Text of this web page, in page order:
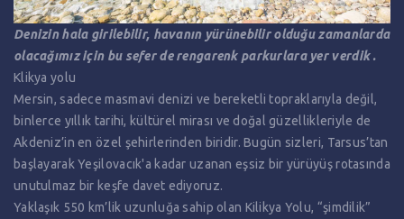
Denizin hala girilebilir, havanın yürünebilir olduğu zamanlarda
olacağımız için bu sefer de rengarenk parkurlara yer verdik .
Klikya yolu
Mersin, sadece masmavi denizi ve bereketli topraklarıyla değil,
binlerce yıllık tarihi, kültürel mirası ve doğal güzellikleriyle de
Akdeniz’in en özel şehirlerinden biridir. Bugün sizleri, Tarsus’tan
başlayarak Yeşilovacık'a kadar uzanan eşsiz bir yürüyüş rotasında
unutulmaz bir keşfe davet ediyoruz.
Yaklaşık 550 km’lik uzunluğa sahip olan Kilikya Yolu, “şimdilik”